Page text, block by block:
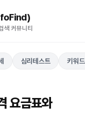
색 커뮤니티
심리테스트 키워
요금표와